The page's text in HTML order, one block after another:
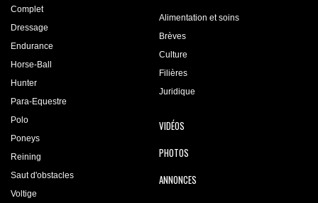
Complet
Dressage
Endurance
Horse-Ball
Hunter
Para-Equestre
Polo
Poneys
Reining
Saut d'obstacles
Voltige
Alimentation et soins
Brèves
Culture
Filières
Juridique
VIDÉOS
PHOTOS
ANNONCES